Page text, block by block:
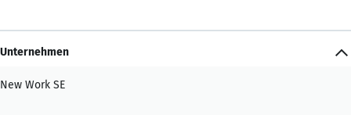
Unternehmen
New Work SE